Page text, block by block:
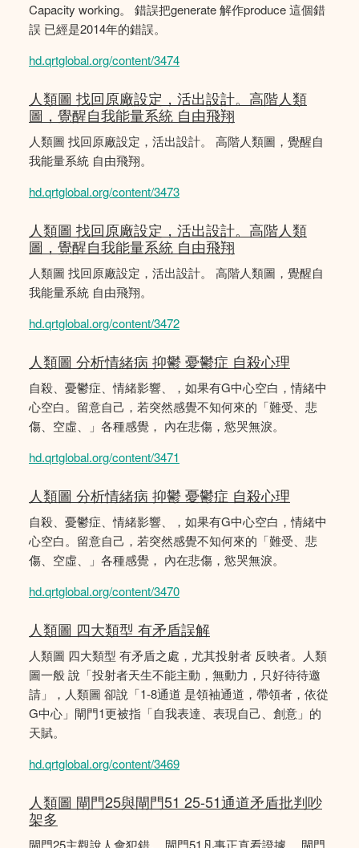
Capacity working。 錯誤把generate 解作produce 這個錯
誤 已經是2014年的錯誤。
hd.qrtglobal.org/content/3474
人類圖 找回原廠設定，活出設計。高階人類
圖，覺醒自我能量系統 自由飛翔
人類圖 找回原廠設定，活出設計。 高階人類圖，覺醒自
我能量系統 自由飛翔。
hd.qrtglobal.org/content/3473
人類圖 找回原廠設定，活出設計。高階人類
圖，覺醒自我能量系統 自由飛翔
人類圖 找回原廠設定，活出設計。 高階人類圖，覺醒自
我能量系統 自由飛翔。
hd.qrtglobal.org/content/3472
人類圖 分析情緒病 抑鬱 憂鬱症 自殺心理
自殺、憂鬱症、情緒影響、，如果有G中心空白，情緒中
心空白。留意自己，若突然感覺不知何來的「難受、悲
傷、空虛、」各種感覺， 內在悲傷，慾哭無淚。
hd.qrtglobal.org/content/3471
人類圖 分析情緒病 抑鬱 憂鬱症 自殺心理
自殺、憂鬱症、情緒影響、，如果有G中心空白，情緒中
心空白。留意自己，若突然感覺不知何來的「難受、悲
傷、空虛、」各種感覺， 內在悲傷，慾哭無淚。
hd.qrtglobal.org/content/3470
人類圖 四大類型 有矛盾誤解
人類圖 四大類型 有矛盾之處，尤其投射者 反映者。人類
圖一般 說「投射者天生不能主動，無動力，只好待待邀
請」，人類圖 卻說「1-8通道 是領袖通道，帶領者，依從
G中心」閘門1更被指「自我表達、表現自己、創意」的
天賦。
hd.qrtglobal.org/content/3469
人類圖 閘門25與閘門51 25-51通道矛盾批判吵
架多
閘門25主觀說人會犯錯。 閘門51凡事正直看證據。 閘門